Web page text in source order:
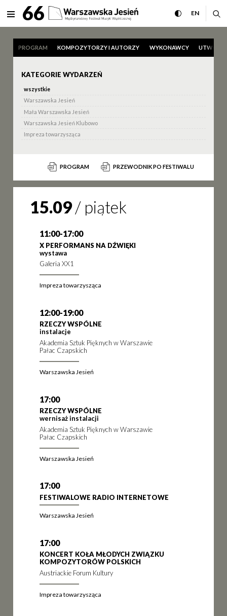
Program Międzynarodowy
rozwiń menu
MENU66 przełącz
ENCHANGE
PROGRAM KOMPOZYTORZY I AUTORZY WYKONAWCY UTWORY
KATEGORIE WYDARZEŃ
wszystkie
Warszawska Jesień
Mała Warszawska Jesień
Warszawska Jesień Klubowo
Impreza towarzysząca
PROGRAM PRZEWODNIK PO FESTIWALU
15.09/ piątek
11:00-17:00
X PERFORMANS NA DŹWIĘKI
wystawa
Galeria XX1
Impreza towarzysząca
12:00-19:00
RZECZY WSPÓLNE
instalacje
Akademia Sztuk Pięknych w Warszawie
Pałac Czapskich
Warszawska Jesień
17:00
RZECZY WSPÓLNE
wernisaż instalacji
Akademia Sztuk Pięknych w Warszawie
Pałac Czapskich
Warszawska Jesień
17:00
FESTIWALOWE RADIO INTERNETOWE
Warszawska Jesień
17:00
KONCERT KOŁA MŁODYCH ZWIĄZKU
KOMPOZYTORÓW POLSKICH
Austriackie Forum Kultury
Impreza towarzysząca